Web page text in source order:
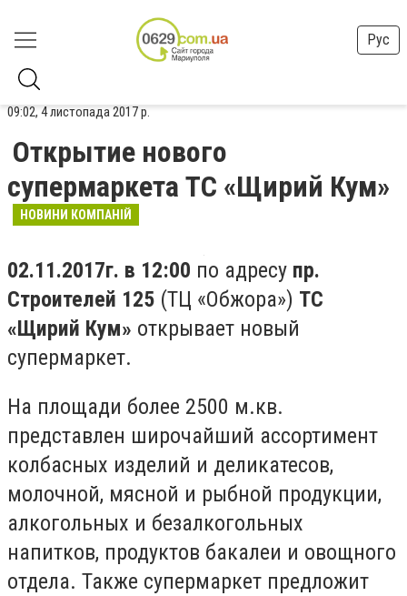
Рус
09:02, 4 листопада 2017 р.
Открытие нового
супермаркета ТС «Щирий Кум»
НОВИНИ КОМПАНІЙ
02.11.2017г. в 12:00 по адресу пр.
Строителей 125 (ТЦ «Обжора») ТС
«Щирий Кум» открывает новый
супермаркет.
На площади более 2500 м.кв.
представлен широчайший ассортимент
колбасных изделий и деликатесов,
молочной, мясной и рыбной продукции,
алкогольных и безалкогольных
напитков, продуктов бакалеи и овощного
отдела. Также супермаркет предложит